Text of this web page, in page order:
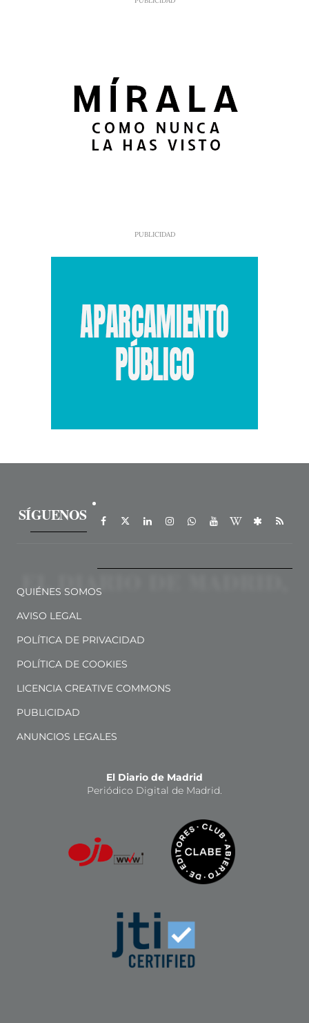
SÍGUENOS
QUIÉNES SOMOS
AVISO LEGAL
POLÍTICA DE PRIVACIDAD
POLÍTICA DE COOKIES
LICENCIA CREATIVE COMMONS
PUBLICIDAD
ANUNCIOS LEGALES
El Diario de Madrid
Periódico Digital de Madrid.